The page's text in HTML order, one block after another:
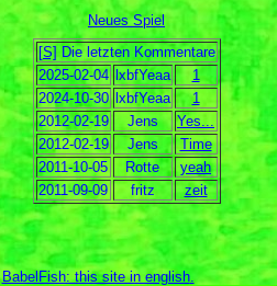
Neues Spiel
[S] Die letzten Kommentare
2025-02-04
lxbfYeaa
1
2024-10-30
lxbfYeaa
1
2012-02-19
Jens
Yes...
2012-02-19
Jens
Time
2011-10-05
Rotte
yeah
2011-09-09
fritz zeit
BabelFish: this site in english.